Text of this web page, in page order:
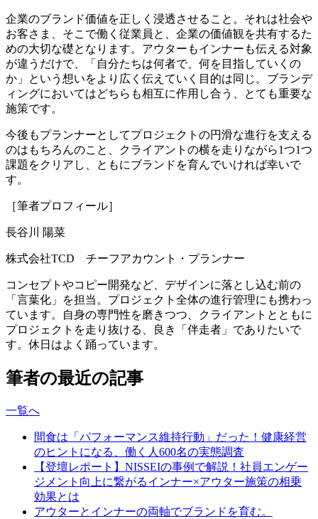
企業のブランド価値を正しく浸透させること。それは社会や
お客さま、そこで働く従業員と、企業の価値観を共有するた
めの大切な礎となります。アウターもインナーも伝える対象
が違うだけで、「自分たちは何者で、何を目指していくの
か」という想いをより広く伝えていく目的は同じ。ブランデ
ィングにおいてはどちらも相互に作用し合う、とても重要な
施策です。
今後もプランナーとしてプロジェクトの円滑な進行を支える
のはもちろんのこと、クライアントの横を走りながら1つ1つ
課題をクリアし、ともにブランドを育んでいければ幸いで
す。
［筆者プロフィール］
長谷川 陽菜
株式会社TCD チーフアカウント・プランナー
コンセプトやコピー開発など、デザインに落とし込む前の
「言葉化」を担当。プロジェクト全体の進行管理にも携わっ
ています。自身の専門性を磨きつつ、クライアントとともに
プロジェクトを走り抜ける、良き「伴走者」でありたいで
す。休日はよく踊っています。
筆者の最近の記事
一覧へ
間食は「パフォーマンス維持行動」だった！健康経営
のヒントになる、働く人600名の実態調査
【登壇レポート】NISSEIの事例で解説！社員エンゲー
ジメント向上に繋がるインナー×アウター施策の相乗
効果とは
アウターとインナーの両軸でブランドを育む。